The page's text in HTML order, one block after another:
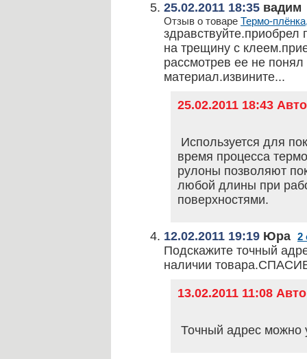
25.02.2011 18:35 вадим
Отзыв о товаре Термо-
на трещину с
рассмотрев ее не
материал.извините...
25.02.2011 18:43
Используется для
время процесса
рулоны позволяют
любой длины при
поверхностями.
12.02.2011 19:19 Юра 2
Подскажите точный
наличии
13.02.2011 11:08
Точный адрес можно